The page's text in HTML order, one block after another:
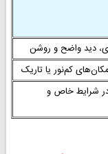
دید واضح و روشن
کم‌نور یا تاریک
در شرایط خاص و